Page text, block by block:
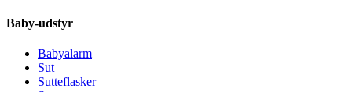
Baby-udstyr
Babyalarm
Sut
Sutteflasker